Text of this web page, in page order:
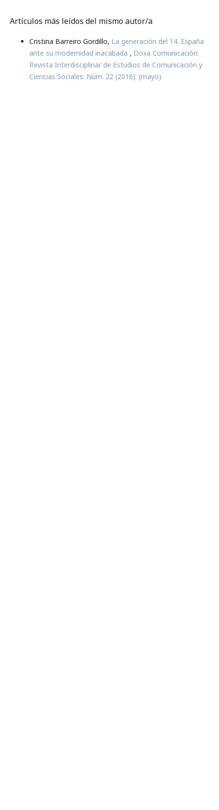
Artículos más leídos del mismo autor/a
Cristina Barreiro Gordillo, La generación del 14. España
ante su modernidad inacabada , Doxa Comunicación.
Revista Interdisciplinar de Estudios de Comunicación y
Ciencias Sociales: Núm. 22 (2016): (mayo)